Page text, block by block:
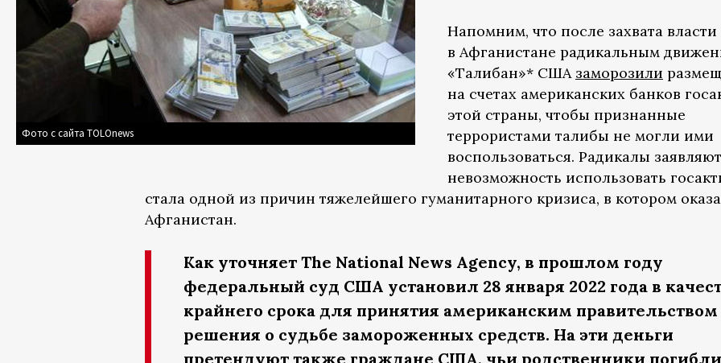
Фото с сайта TOLOnews
Напомним, что после захвата власти
в Афганистане радикальным
«Талибан»* США заморозили
на счетах американских банков
этой страны, чтобы признанные
террористами талибы не могли ими
воспользоваться. Радикалы
невозможность использовать
стала одной из причин тяжелейшего гуманитарного кризиса, в котором
Афганистан.
Как уточняет The National News Agency, в прошлом году
федеральный суд США установил 28 января 2022 года в
крайнего срока для принятия американским правительством
решения о судьбе замороженных средств. На эти деньги
претендуют также граждане США, чьи родственники погибли